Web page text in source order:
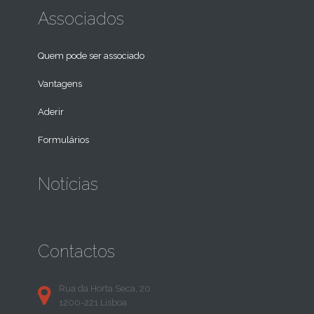
Associados
Quem pode ser associado
Vantagens
Aderir
Formulários
Notícias
Contactos
Rua da Horta Seca, 20
1200-221 Lisboa